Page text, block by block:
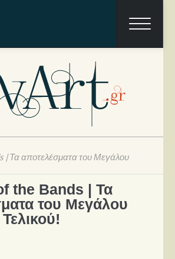
| Τα αποτελέσματα του Μεγάλου
the Bands | Τα
του Μεγάλου
Τελικού!